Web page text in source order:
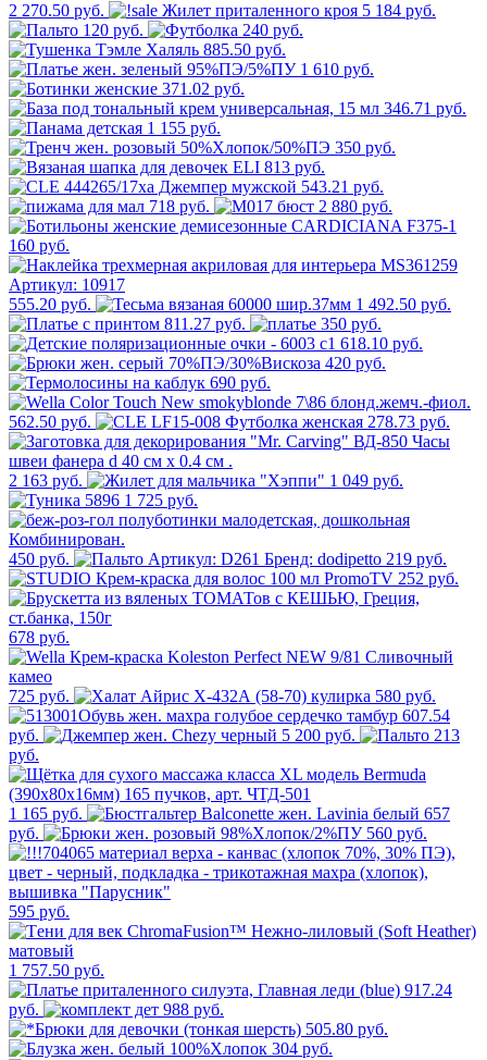
2 270.50 руб.
5 184 руб.
120 руб.
240 руб.
885.50 руб.
1 610 руб.
371.02 руб.
346.71 руб.
1 155 руб.
350 руб.
813 руб.
543.21 руб.
718 руб.
2 880 руб.
160 руб.
555.20 руб.
1 492.50 руб.
811.27 руб.
350 руб.
618.10 руб.
420 руб.
690 руб.
562.50 руб. 278.73 руб.
2 163 руб.
1 049 руб.
1 725 руб.
450 руб.
219 руб.
252 руб.
678 руб.
725 руб.
580 руб.
607.54
руб.
5 200 руб.
213
руб.
1 165 руб.
657
руб.
560 руб.
595 руб.
1 757.50 руб.
917.24
руб.
988 руб.
505.80 руб.
304 руб.